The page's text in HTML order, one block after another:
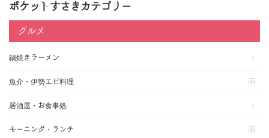
ポケットすさきカテゴリー
グルメ
鍋焼きラーメン
魚介・伊勢エビ料理
居酒屋・お食事処
モーニング・ランチ